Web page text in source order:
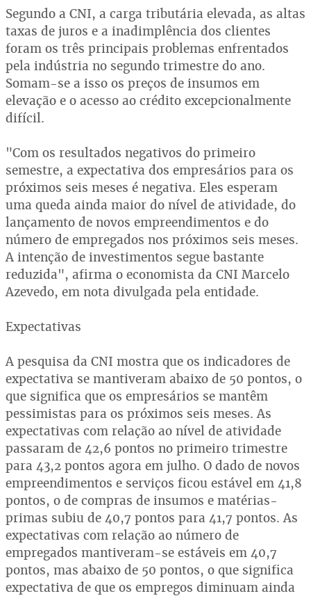
Segundo a CNI, a carga tributária elevada, as altas
taxas de juros e a inadimplência dos clientes
foram os três principais problemas enfrentados
pela indústria no segundo trimestre do ano.
Somam-se a isso os preços de insumos em
elevação e o acesso ao crédito excepcionalmente
difícil.
"Com os resultados negativos do primeiro
semestre, a expectativa dos empresários para os
próximos seis meses é negativa. Eles esperam
uma queda ainda maior do nível de atividade, do
lançamento de novos empreendimentos e do
número de empregados nos próximos seis meses.
A intenção de investimentos segue bastante
reduzida", afirma o economista da CNI Marcelo
Azevedo, em nota divulgada pela entidade.
Expectativas
A pesquisa da CNI mostra que os indicadores de
expectativa se mantiveram abaixo de 50 pontos, o
que significa que os empresários se mantêm
pessimistas para os próximos seis meses. As
expectativas com relação ao nível de atividade
passaram de 42,6 pontos no primeiro trimestre
para 43,2 pontos agora em julho. O dado de novos
empreendimentos e serviços ficou estável em 41,8
pontos, o de compras de insumos e matérias-
primas subiu de 40,7 pontos para 41,7 pontos. As
expectativas com relação ao número de
empregados mantiveram-se estáveis em 40,7
pontos, mas abaixo de 50 pontos, o que significa
expectativa de que os empregos diminuam ainda